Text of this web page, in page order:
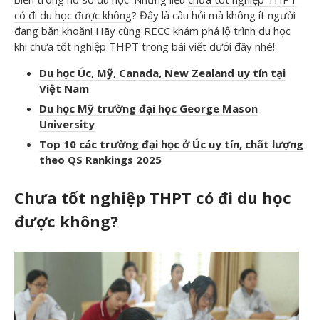
có đi du học được không? Đây là câu hỏi mà không ít người
đang băn khoăn! Hãy cùng RECC khám phá lộ trình du học
khi chưa tốt nghiệp THPT trong bài viết dưới đây nhé!
Du học Úc, Mỹ, Canada, New Zealand uy tín tại
Việt Nam
Du học Mỹ trường đại học George Mason
University
Top 10 các trường đại học ở Úc uy tín, chất lượng
theo QS Rankings 2025
Chưa tốt nghiệp THPT có đi du học
được không?